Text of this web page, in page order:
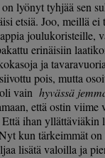
lyönyt tyhjää sen
etsiä. Joo, meillä
joulukoristeille,
erinäisiin
ja
pois, mutta
vain hyvässä
että ostin viime
ihan yllättäviäkin
kun tärkeimmät
lisätä valoilla ja